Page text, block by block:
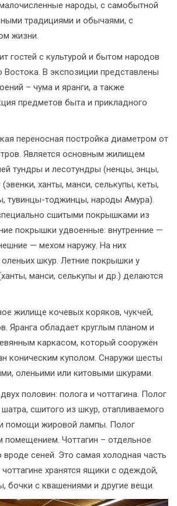
народы, с самобытной
традициями и обычаями, с
жизни.
гостей с культурой и бытом народов
Востока. В экспозиции представлены
– чума и яранги, а также
предметов быта и прикладного
переносная постройка диаметром от
Является основным жилищем
тундры и лесотундры (ненцы, энцы,
(эвенки, ханты, манси, селькупы, кеты,
тувинцы-тоджинцы, народы Амура).
сшитыми покрышками из
покрышки удвоенные: внутренние —
— мехом наружу. На них
шкур. Летние покрышки у
манси, селькупы и др.) делаются
жилище кочевых коряков, чукчей,
Яранга обладает круглым планом и
каркасом, который сооружён
коническим куполом. Снаружи шесты
оленьими или китовыми шкурами.
половин: полога и чоттагина. Полог
сшитого из шкур, отапливаемого
помощи жировой лампы. Полог
помещением. Чоттагин – отдельное
сеней. Это самая холодная часть
хранятся ящики с одеждой,
бочки с квашениями и другие вещи.